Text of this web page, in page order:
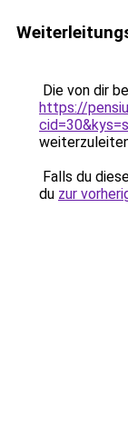
Die von dir
https://
Falls du
du zur